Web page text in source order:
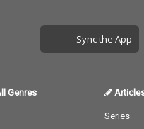
Sync the App
Genres
Series